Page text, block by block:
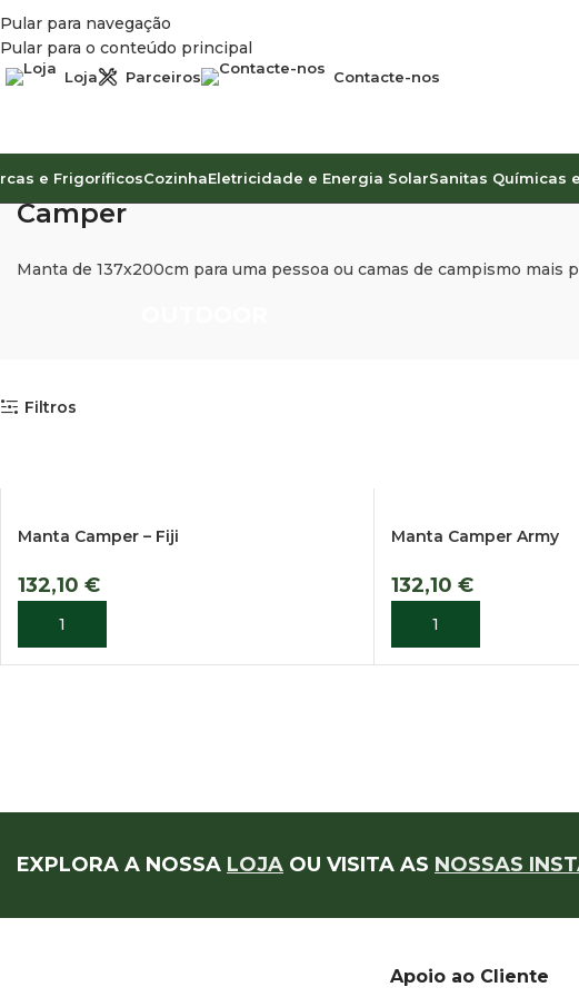
Pular para navegação
Pular para o conteúdo principal
Loja Parceiros Contacte-nos
e FrigoríficosCozinhaEletricidade e Energia SolarSanitas Químicas
Camper
Manta de 137x200cm para uma pessoa ou camas de campismo mais
Filtros
Manta Camper – Fiji
132,10 €
ADICIONAR
Manta Camper Army
132,10 €
ADICIONAR
EXPLORA A NOSSA LOJA OU VISITA AS NOSSAS
Apoio ao Cliente
Instagram